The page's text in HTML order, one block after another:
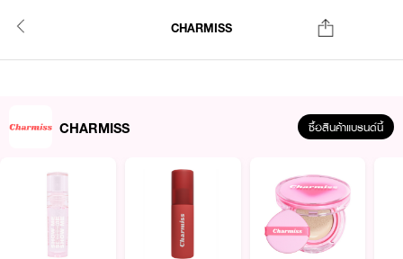
CHARMISS
CHARMISS ซื้อสินค้าแบรนด์นี้